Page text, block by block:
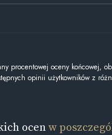
procentowej oceny końcowej,
opinii użytkowników z
ocenw